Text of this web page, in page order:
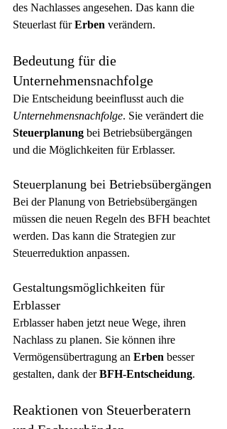
des Nachlasses angesehen. Das kann die
Steuerlast für Erben verändern.
Bedeutung für die
Unternehmensnachfolge
Die Entscheidung beeinflusst auch die
Unternehmensnachfolge. Sie verändert die
Steuerplanung bei Betriebsübergängen
und die Möglichkeiten für Erblasser.
Steuerplanung bei Betriebsübergängen
Bei der Planung von Betriebsübergängen
müssen die neuen Regeln des BFH beachtet
werden. Das kann die Strategien zur
Steuerreduktion anpassen.
Gestaltungsmöglichkeiten für
Erblasser
Erblasser haben jetzt neue Wege, ihren
Nachlass zu planen. Sie können ihre
Vermögensübertragung an Erben besser
gestalten, dank der BFH-Entscheidung.
Reaktionen von Steuerberatern